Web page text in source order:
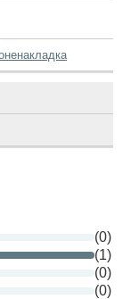
(0)
(1)
(0)
(0)